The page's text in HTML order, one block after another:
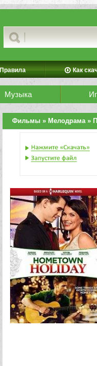
Правила Как
Музыка
Фильмы » Мелодрама»